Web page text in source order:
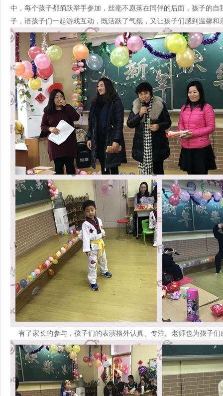
中，每个孩子都踊跃举手参加，丝毫不愿落在同伴的后面，孩子的
子，语孩子们一起游戏互动，既活跃了气氛，又让孩子们感到温馨和
有了家长的参与，孩子们的表演格外认真、专注。老师也为孩子们